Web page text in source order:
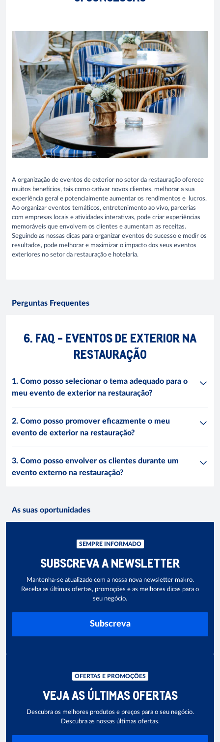
A organização de eventos de exterior no setor da restauração oferece
muitos benefícios, tais como cativar novos clientes, melhorar a sua
experiência geral e potencialmente aumentar os rendimentos e lucros.
Ao organizar eventos temáticos, entretenimento ao vivo, parcerias
com empresas locais e atividades interativas, pode criar experiências
memoráveis que envolvem os clientes e aumentam as receitas.
Seguindo as nossas dicas para organizar eventos de sucesso e medir os
resultados, pode melhorar e maximizar o impacto dos seus eventos
exteriores no setor da restauração e hotelaria.
Perguntas Frequentes
6. FAQ - EVENTOS DE EXTERIOR NA
RESTAURAÇÃO
1. Como posso selecionar o tema adequado para o
meu evento de exterior na restauração?
2. Como posso promover eficazmente o meu
evento de exterior na restauração?
3. Como posso envolver os clientes durante um
evento externo na restauração?
As suas oportunidades
SEMPRE INFORMADO
SUBSCREVA A NEWSLETTER
Mantenha-se atualizado com a nossa nova newsletter makro.
Receba as últimas ofertas, promoções e as melhores dicas para o
seu negócio.
Subscreva
OFERTAS E PROMOÇÕES
VEJA AS ÚLTIMAS OFERTAS
Descubra os melhores produtos e preços para o seu negócio.
Descubra as nossas últimas ofertas.